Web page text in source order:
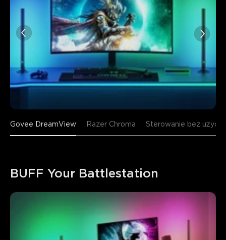
Govee DreamView Razer Chroma Sterowanie bez użycia
BUFF Your Battlestation